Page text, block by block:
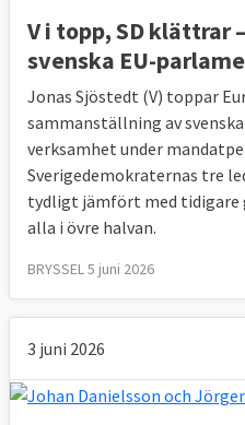
V i topp, SD klättrar
svenska EU-
Jonas Sjöstedt (V) toppar
sammanställning av
verksamhet under
Sverigedemokraternas tre
tydligt jämfört med tidigare
alla i övre halvan.
BRYSSEL 5 juni 2026
3 juni 2026